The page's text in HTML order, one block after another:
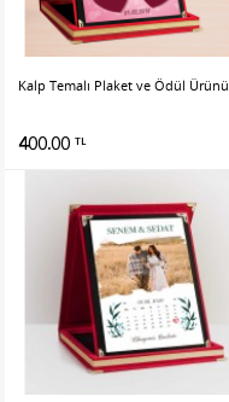
Kalp Temalı Plaket ve Ödül Ürünü
400.00 TL